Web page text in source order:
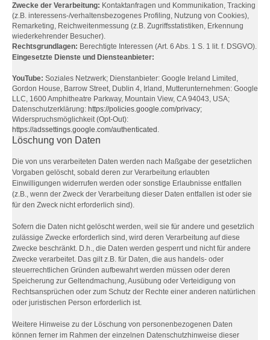
Zwecke der Verarbeitung: Kontaktanfragen und Kommunikation, Tracking
(z.B. interessens-/verhaltensbezogenes Profiling, Nutzung von Cookies),
Remarketing, Reichweitenmessung (z.B. Zugriffsstatistiken, Erkennung
wiederkehrender Besucher).
Rechtsgrundlagen: Berechtigte Interessen (Art. 6 Abs. 1 S. 1 lit. f. DSGVO).
Eingesetzte Dienste und Diensteanbieter:
YouTube: Soziales Netzwerk; Dienstanbieter: Google Ireland Limited,
Gordon House, Barrow Street, Dublin 4, Irland, Mutterunternehmen: Google
LLC, 1600 Amphitheatre Parkway, Mountain View, CA 94043, USA;
Datenschutzerklärung: https://policies.google.com/privacy;
Widerspruchsmöglichkeit (Opt-Out):
https://adssettings.google.com/authenticated .
Löschung von Daten
Die von uns verarbeiteten Daten werden nach Maßgabe der gesetzlichen
Vorgaben gelöscht, sobald deren zur Verarbeitung erlaubten
Einwilligungen widerrufen werden oder sonstige Erlaubnisse entfallen
(z.B., wenn der Zweck der Verarbeitung dieser Daten entfallen ist oder sie
für den Zweck nicht erforderlich sind).
Sofern die Daten nicht gelöscht werden, weil sie für andere und gesetzlich
zulässige Zwecke erforderlich sind, wird deren Verarbeitung auf diese
Zwecke beschränkt. D.h., die Daten werden gesperrt und nicht für andere
Zwecke verarbeitet. Das gilt z.B. für Daten, die aus handels- oder
steuerrechtlichen Gründen aufbewahrt werden müssen oder deren
Speicherung zur Geltendmachung, Ausübung oder Verteidigung von
Rechtsansprüchen oder zum Schutz der Rechte einer anderen natürlichen
oder juristischen Person erforderlich ist.
Weitere Hinweise zu der Löschung von personenbezogenen Daten
können ferner im Rahmen der einzelnen Datenschutzhinweise dieser